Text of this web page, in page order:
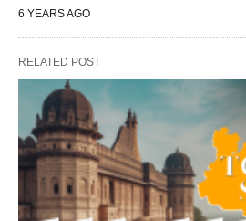
6 YEARS AGO
RELATED POST